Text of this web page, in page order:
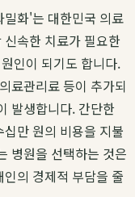
화'는 대한민국 의료
속한 치료가 필요한
인이 되기도 합니다.
료관리료 등이 추가되
발생합니다. 간단한
만 원의 비용을 지불
병원을 선택하는 것은
의 경제적 부담을 줄